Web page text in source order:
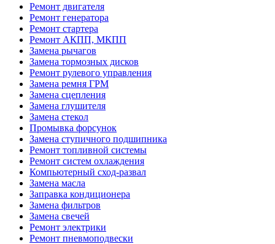
Ремонт двигателя
Ремонт генератора
Ремонт стартера
Ремонт АКПП, МКПП
Замена рычагов
Замена тормозных дисков
Ремонт рулевого управления
Замена ремня ГРМ
Замена сцепления
Замена глушителя
Замена стекол
Промывка форсунок
Замена ступичного подшипника
Ремонт топливной системы
Ремонт систем охлаждения
Компьютерный сход-развал
Замена масла
Заправка кондиционера
Замена фильтров
Замена свечей
Ремонт электрики
Ремонт пневмоподвески